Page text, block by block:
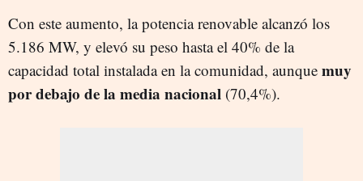
Con este aumento, la potencia renovable alcanzó los
5.186 MW, y elevó su peso hasta el 40% de la
capacidad total instalada en la comunidad, aunque muy
por debajo de la media nacional (70,4%).